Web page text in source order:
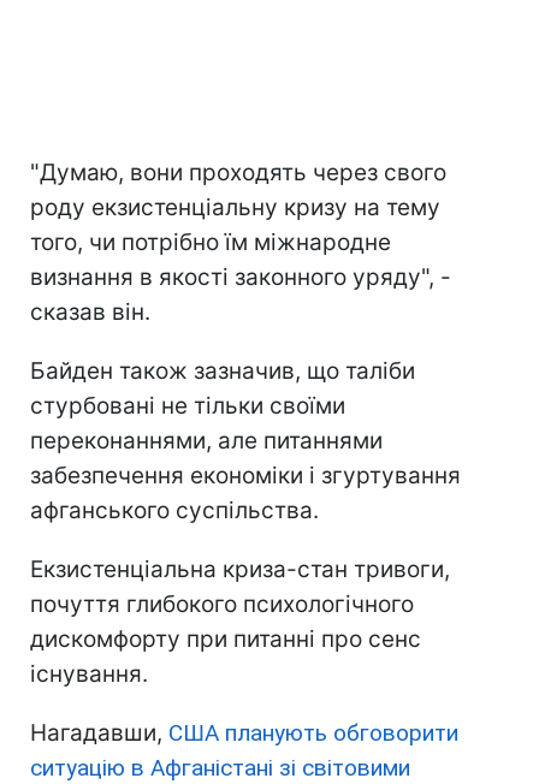
"Думаю, вони проходять через свого
роду екзистенціальну кризу на тему
того, чи потрібно їм міжнародне
визнання в якості законного уряду", -
сказав він.
Байден також зазначив, що таліби
стурбовані не тільки своїми
переконаннями, але питаннями
забезпечення економіки і згуртування
афганського суспільства.
Екзистенціальна криза-стан тривоги,
почуття глибокого психологічного
дискомфорту при питанні про сенс
існування.
Нагадавши, США планують обговорити
ситуацію в Афганістані зі світовими